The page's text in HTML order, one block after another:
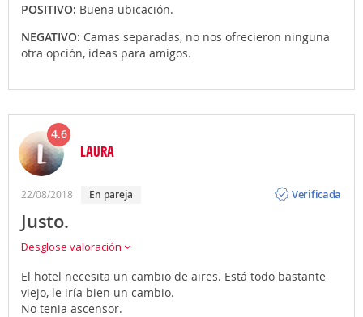
POSITIVO: Buena ubicación.
NEGATIVO: Camas separadas, no nos ofrecieron ninguna
otra opción, ideas para amigos.
4.6
LAURA
22/08/2018 en pareja
Verificada
Justo.
Desglose valoración
El hotel necesita un cambio de aires. Está todo bastante
viejo, le iría bien un cambio.
No tenia ascensor.